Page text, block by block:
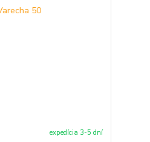
expedícia 3-5 dní